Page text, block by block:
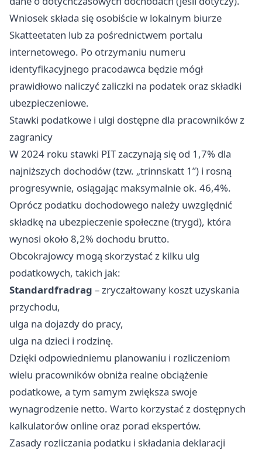
Wniosek składa się osobiście w lokalnym biurze
Skatteetaten lub za pośrednictwem portalu
internetowego. Po otrzymaniu numeru
identyfikacyjnego pracodawca będzie mógł
prawidłowo naliczyć zaliczki na podatek oraz składki
ubezpieczeniowe.
Stawki podatkowe i ulgi dostępne dla pracowników z
zagranicy
W 2024 roku stawki PIT zaczynają się od 1,7% dla
najniższych dochodów (tzw. „trinnskatt 1”) i rosną
progresywnie, osiągając maksymalnie ok. 46,4%.
Oprócz podatku dochodowego należy uwzględnić
składkę na ubezpieczenie społeczne (trygd), która
wynosi około 8,2% dochodu brutto.
Obcokrajowcy mogą skorzystać z kilku ulg
podatkowych, takich jak:
Standardfradrag – zryczałtowany koszt uzyskania
przychodu,
ulga na dojazdy do pracy,
ulga na dzieci i rodzinę.
Dzięki odpowiedniemu planowaniu i rozliczeniom
wielu pracowników obniża realne obciążenie
podatkowe, a tym samym zwiększa swoje
wynagrodzenie netto. Warto korzystać z dostępnych
kalkulatorów online oraz porad ekspertów.
Zasady rozliczania podatku i składania deklaracji